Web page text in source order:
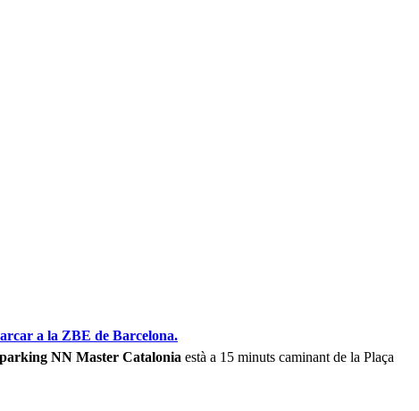
a la ZBE de Barcelona.
parking NN Master Catalonia està a 15 minuts caminant de la Plaça